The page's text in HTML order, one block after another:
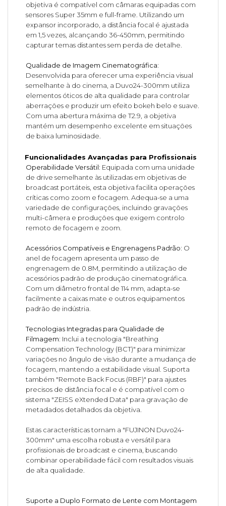
objetiva é compatível com câmaras equipadas com
sensores Super 35mm e full-frame. Utilizando um
expansor incorporado, a distância focal é ajustada
em 1,5 vezes, alcançando 36-450mm, permitindo
capturar temas distantes sem perda de detalhe.
Qualidade de Imagem Cinematográfica:
Desenvolvida para oferecer uma experiência visual
semelhante à do cinema, a Duvo24-300mm utiliza
elementos óticos de alta qualidade para controlar
aberrações e produzir um efeito bokeh belo e suave.
Com uma abertura máxima de T2.9, a objetiva
mantém um desempenho excelente em situações
de baixa luminosidade.
Funcionalidades Avançadas para Profissionais
Operabilidade Versátil: Equipada com uma unidade
de drive semelhante às utilizadas em objetivas de
broadcast portáteis, esta objetiva facilita operações
críticas como zoom e focagem. Adequa-se a uma
variedade de configurações, incluindo gravações
multi-câmera e produções que exigem controlo
remoto de focagem e zoom.
Acessórios Compatíveis e Engrenagens Padrão: O
anel de focagem apresenta um passo de
engrenagem de 0.8M, permitindo a utilização de
acessórios padrão de produção cinematográfica.
Com um diâmetro frontal de 114 mm, adapta-se
facilmente a caixas mate e outros equipamentos
padrão de indústria.
Tecnologias Integradas para Qualidade de
Filmagem: Inclui a tecnologia "Breathing
Compensation Technology (BCT)" para minimizar
variações no ângulo de visão durante a mudança de
focagem, mantendo a estabilidade visual. Suporta
também "Remote Back Focus (RBF)" para ajustes
precisos de distância focal e é compatível com o
sistema "ZEISS eXtended Data" para gravação de
metadados detalhados da objetiva.
Estas características tornam a "FUJINON Duvo24-
300mm" uma escolha robusta e versátil para
profissionais de broadcast e cinema, buscando
combinar operabilidade fácil com resultados visuais
de alta qualidade.
Suporte a Duplo Formato de Lente com Montagem